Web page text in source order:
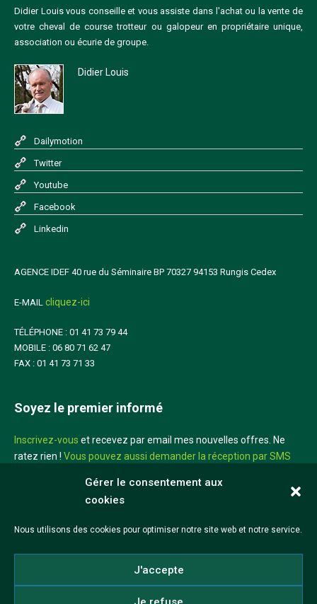
Gérer le consentement aux
cookies
Nous utilisons des cookies pour optimiser notre site web et notre service.
J'accepte
Didier Louis vous conseille et vous assiste dans l'achat ou la vente de
votre cheval de course trotteur ou galopeur en propriétaire unique,
association ou écurie de groupe.
Didier Louis
Dailymotion
Twitter
Youtube
Facebook
Linkedin
AGENCE IDEF 40 rue du Séminaire BP 70327 94153 Rungis Cedex
E-MAIL cliquez-ici
TÉLÉPHONE : 01 41 73 79 44
MOBILE : 06 80 71 62 47
FAX : 01 41 73 71 33
Soyez le premier informé
Inscrivez-vous et recevez par email mes nouvelles offres. Ne
ratez rien ! Vous pouvez aussi demander la réception par SMS
Mentions légales CGV
Réalisation iadeo